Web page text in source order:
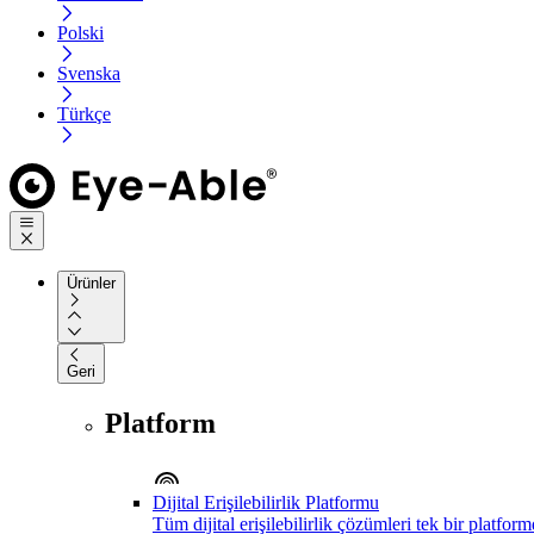
Polski
Svenska
Türkçe
Ürünler
Geri
Platform
Dijital Erişilebilirlik Platformu
Tüm dijital erişilebilirlik çözümleri tek bir